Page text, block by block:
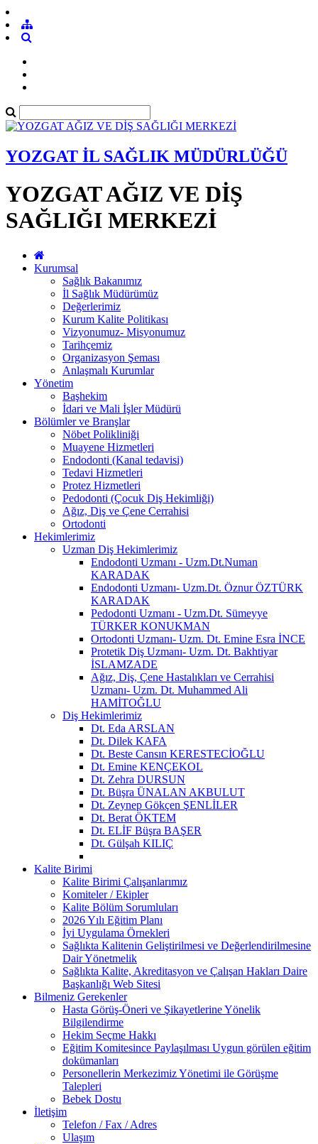
YOZGAT İL SAĞLIK MÜDÜRLÜĞÜ
YOZGAT AĞIZ VE DİŞ
SAĞLIĞI MERKEZİ
Kurumsal
Sağlık Bakanımız
İl Sağlık Müdürümüz
Değerlerimiz
Kurum Kalite Politikası
Vizyonumuz- Misyonumuz
Tarihçemiz
Organizasyon Şeması
Anlaşmalı Kurumlar
Yönetim
Başhekim
İdari ve Mali İşler Müdürü
Bölümler ve Branşlar
Nöbet Polikliniği
Muayene Hizmetleri
Endodonti (Kanal tedavisi)
Tedavi Hizmetleri
Protez Hizmetleri
Pedodonti (Çocuk Diş Hekimliği)
Ağız, Diş ve Çene Cerrahisi
Ortodonti
Hekimlerimiz
Uzman Diş Hekimlerimiz
Endodonti Uzmanı - Uzm.Dt.Numan
KARADAK
Endodonti Uzmanı- Uzm.Dt. Öznur ÖZTÜRK
KARADAK
Pedodonti Uzmanı - Uzm.Dt. Sümeyye
TÜRKER KONUKMAN
Ortodonti Uzmanı- Uzm. Dt. Emine Esra İNCE
Protetik Diş Uzmanı- Uzm. Dt. Bakhtiyar
İSLAMZADE
Ağız, Diş, Çene Hastalıkları ve Cerrahisi
Uzmanı- Uzm. Dt. Muhammed Ali
HAMİTOĞLU
Diş Hekimlerimiz
Dt. Eda ARSLAN
Dt. Dilek KAFA
Dt. Beste Cansın KERESTECİOĞLU
Dt. Emine KENÇEKOL
Dt. Zehra DURSUN
Dt. Büşra ÜNALAN AKBULUT
Dt. Zeynep Gökçen ŞENLİLER
Dt. Berat ÖKTEM
Dt. ELİF Büşra BAŞER
Dt. Gülşah KILIÇ
Kalite Birimi
Kalite Birimi Çalışanlarımız
Komiteler / Ekipler
Kalite Bölüm Sorumluları
2026 Yılı Eğitim Planı
İyi Uygulama Örnekleri
Sağlıkta Kalitenin Geliştirilmesi ve Değerlendirilmesine
Dair Yönetmelik
Sağlıkta Kalite, Akreditasyon ve Çalışan Hakları Daire
Başkanlığı Web Sitesi
Bilmeniz Gerekenler
Hasta Görüş-Öneri ve Şikayetlerine Yönelik
Bilgilendirme
Hekim Seçme Hakkı
Eğitim Komitesince Paylaşılması Uygun görülen eğitim
dokümanları
Personellerin Merkezimiz Yönetimi ile Görüşme
Talepleri
Bebek Dostu
İletişim
Telefon / Fax / Adres
Ulaşım